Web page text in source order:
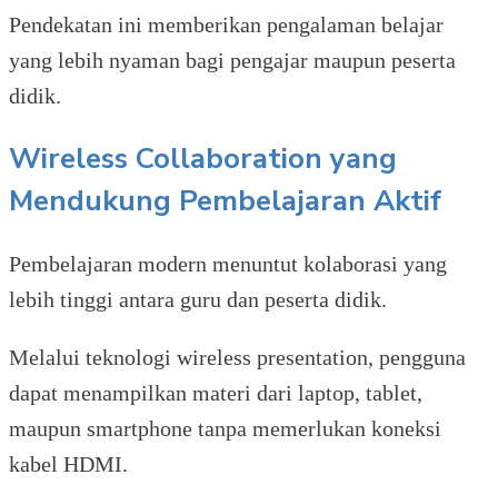
Pendekatan ini memberikan pengalaman belajar
yang lebih nyaman bagi pengajar maupun peserta
didik.
Wireless Collaboration yang
Mendukung Pembelajaran Aktif
Pembelajaran modern menuntut kolaborasi yang
lebih tinggi antara guru dan peserta didik.
Melalui teknologi wireless presentation, pengguna
dapat menampilkan materi dari laptop, tablet,
maupun smartphone tanpa memerlukan koneksi
kabel HDMI.